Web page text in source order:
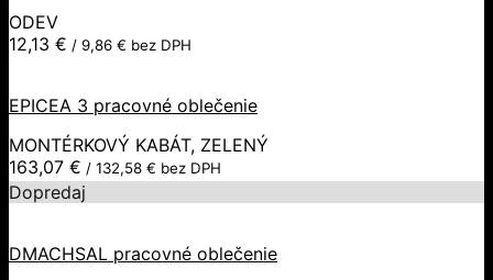
ODEV
12,13 € / 9,86 € bez DPH
EPICEA 3 pracovné oblečenie
MONTÉRKOVÝ KABÁT, ZELENÝ
163,07 € / 132,58 € bez DPH
Dopredaj
DMACHSAL pracovné oblečenie